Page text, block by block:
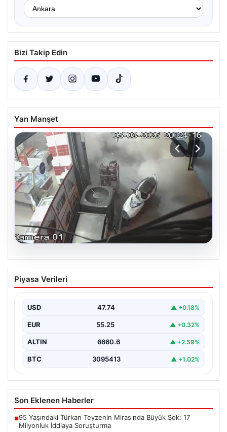
Bizi Takip Edin
Yan Manşet
06.08.2026
Bahçelievler’de Tahliye Edilen Binanın
Çöküşü ve Ardından Alınan Önlemler
yaşanan olay, Yenibosna Merkez Mahallesi Taşova
Sokak'ta bulunan dört…
Piyasa Verileri
USD 47.74 ▲ +0.18%
EUR 55.25 ▲ +0.32%
ALTIN 6660.6 ▲ +2.59%
BTC 3095413 ▲ +1.02%
Son Eklenen Haberler
■95 Yaşındaki Türkan Teyzenin Mirasında Büyük Şok: 17
Milyonluk İddiaya Soruşturma